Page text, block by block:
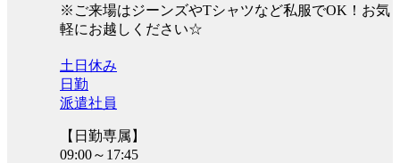
※ご来場はジーンズやTシャツなど私服でOK！お気
軽にお越しください☆
土日休み
日勤
派遣社員
【日勤専属】
09:00～17:45